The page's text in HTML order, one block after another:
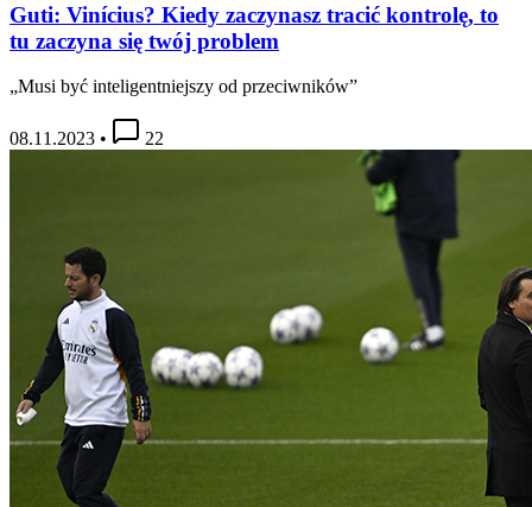
Guti: Vinícius? Kiedy zaczynasz tracić kontrolę, to
tu zaczyna się twój problem
„Musi być inteligentniejszy od przeciwników”
08.11.2023 • 22